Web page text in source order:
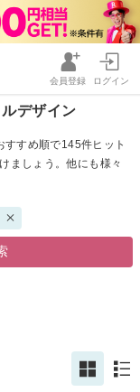
会員登録 ログイン
デザイン
すめ順で145件ヒット
ましょう。他にも様々